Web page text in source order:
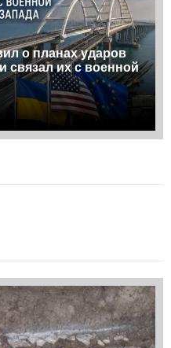
о планах ударов
связал их с военной